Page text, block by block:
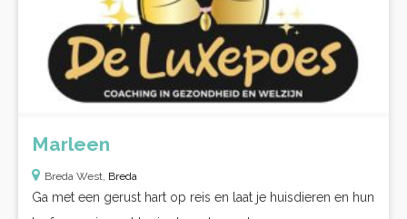
Marleen
Breda West, Breda
Ga met een gerust hart op reis en laat je huisdieren en hun